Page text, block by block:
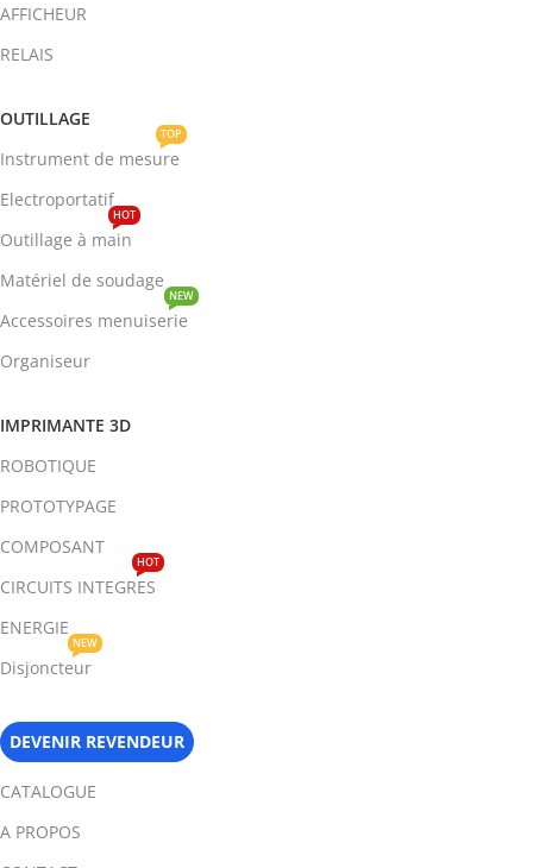
AFFICHEUR
RELAIS
OUTILLAGE
Instrument de mesure
TOP
Electroportatif
Outillage à main
HOT
Matériel de soudage
Accessoires menuiserie
NEW
Organiseur
IMPRIMANTE 3D
ROBOTIQUE
PROTOTYPAGE
COMPOSANT
CIRCUITS INTEGRES
HOT
ENERGIE
Disjoncteur
NEW
DEVENIR REVENDEUR
CATALOGUE
A PROPOS